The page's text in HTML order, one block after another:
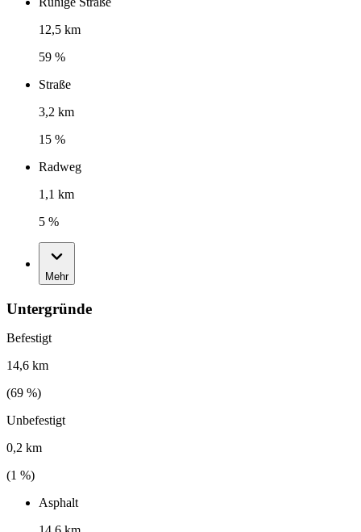
12,5 km
59 %
Straße
3,2 km
15 %
Radweg
1,1 km
5 %
Mehr
Untergründe
Befestigt
14,6 km
(69 %)
Unbefestigt
0,2 km
(1 %)
Asphalt